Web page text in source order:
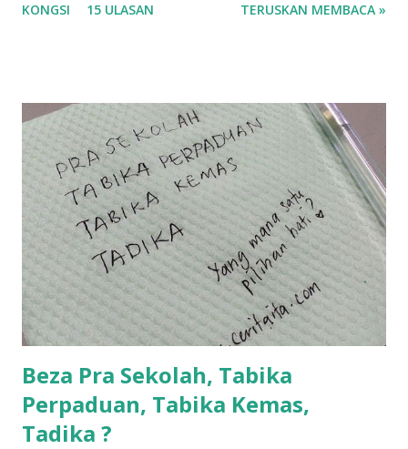
tau? yang sebut tu anak aku....diulangi ANAK AKU ....adoiiii
balik keja aku ajak la shah singgah Giant beli barang
sikit...dalam perjalanan dari dalam kereta tu biasalah kan
kami memang akan pimpin anak-anak jalan sampai masuk
dalam... dan kebiasanya bagi anak 4 macam kami ni bahagi-
bahagi lah siapa nak pimpin siapa... dan biasanya aku akan
dukung adik hadi sambil pimpin kakak husna... yang abg
ngah dengan abg long terserah pada shah la pulak.. tapi
kalau ikut anak-anak semua nak ummi pimpin... ajer rebeh
ba...
KONGSI 15 ULASAN TERUSKAN MEMBACA »
Beza Pra Sekolah, Tabika
Perpaduan, Tabika Kemas,
Tadika ?